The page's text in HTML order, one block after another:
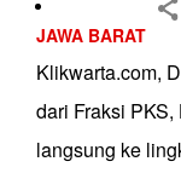
JAWA BARAT
Klikwarta.com,
dari Fraksi PKS,
langsung ke